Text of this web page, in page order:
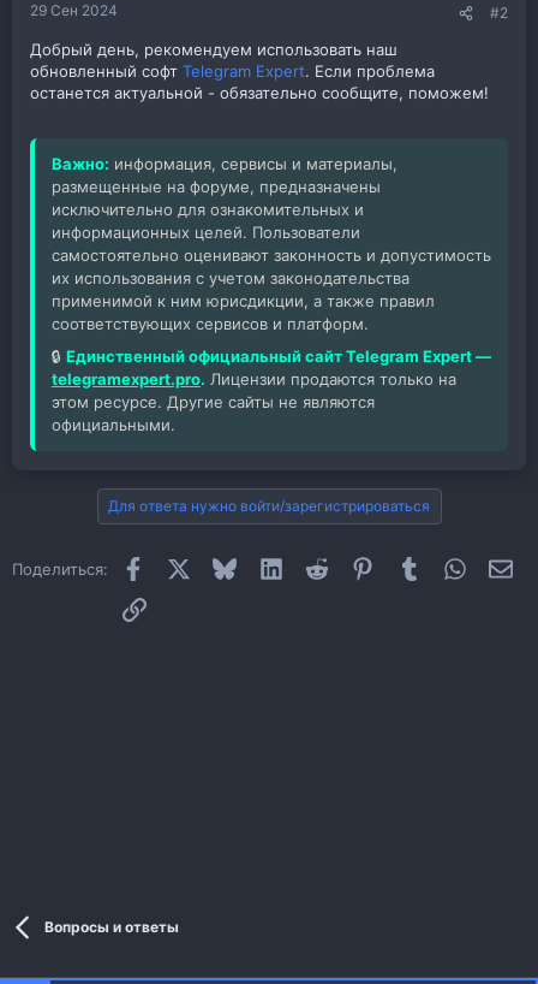
29 Сен 2024 #2
Добрый день, рекомендуем использовать наш
обновленный софт Telegram Expert. Если проблема
останется актуальной - обязательно сообщите, поможем!
Важно: информация, сервисы и материалы,
размещенные на форуме, предназначены
исключительно для ознакомительных и
информационных целей. Пользователи
самостоятельно оценивают законность и допустимость
их использования с учетом законодательства
применимой к ним юрисдикции, а также правил
соответствующих сервисов и платформ.
🔒 Единственный официальный сайт Telegram Expert —
telegramexpert.pro. Лицензии продаются только на
этом ресурсе. Другие сайты не являются
официальными.
Для ответа нужно войти/зарегистрироваться
Поделиться: Facebook Bluesky LinkedInReddit PinterestTumblr
Ссылка
Вопросы и ответы